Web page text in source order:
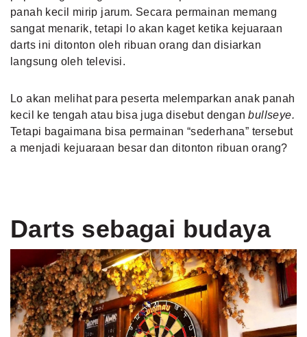
panah kecil mirip jarum. Secara permainan memang
sangat menarik, tetapi lo akan kaget ketika kejuaraan
darts ini ditonton oleh ribuan orang dan disiarkan
langsung oleh televisi.
Lo akan melihat para peserta melemparkan anak panah
kecil ke tengah atau bisa juga disebut denganbullseye.
Tetapi bagaimana bisa permainan “sederhana” tersebut
a menjadi kejuaraan besar dan ditonton ribuan orang?
Darts sebagai budaya